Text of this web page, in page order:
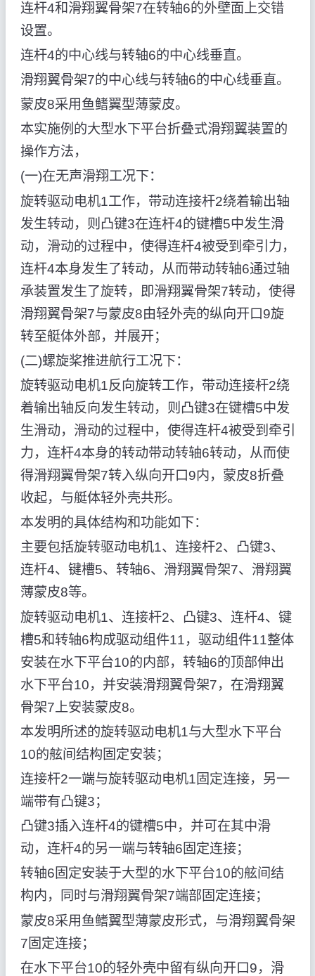
连杆4和滑翔翼骨架7在转轴6的外壁面上交错
设置。
连杆4的中心线与转轴6的中心线垂直。
滑翔翼骨架7的中心线与转轴6的中心线垂直。
蒙皮8采用鱼鳍翼型薄蒙皮。
本实施例的大型水下平台折叠式滑翔翼装置的
操作方法，
(一)在无声滑翔工况下：
旋转驱动电机1工作，带动连接杆2绕着输出轴
发生转动，则凸键3在连杆4的键槽5中发生滑
动，滑动的过程中，使得连杆4被受到牵引力，
连杆4本身发生了转动，从而带动转轴6通过轴
承装置发生了旋转，即滑翔翼骨架7转动，使得
滑翔翼骨架7与蒙皮8由轻外壳的纵向开口9旋
转至艇体外部，并展开；
(二)螺旋桨推进航行工况下：
旋转驱动电机1反向旋转工作，带动连接杆2绕
着输出轴反向发生转动，则凸键3在键槽5中发
生滑动，滑动的过程中，使得连杆4被受到牵引
力，连杆4本身的转动带动转轴6转动，从而使
得滑翔翼骨架7转入纵向开口9内，蒙皮8折叠
收起，与艇体轻外壳共形。
本发明的具体结构和功能如下：
主要包括旋转驱动电机1、连接杆2、凸键3、
连杆4、键槽5、转轴6、滑翔翼骨架7、滑翔翼
薄蒙皮8等。
旋转驱动电机1、连接杆2、凸键3、连杆4、键
槽5和转轴6构成驱动组件11，驱动组件11整体
安装在水下平台10的内部，转轴6的顶部伸出
水下平台10，并安装滑翔翼骨架7，在滑翔翼
骨架7上安装蒙皮8。
本发明所述的旋转驱动电机1与大型水下平台
10的舷间结构固定安装；
连接杆2一端与旋转驱动电机1固定连接，另一
端带有凸键3；
凸键3插入连杆4的键槽5中，并可在其中滑
动，连杆4的另一端与转轴6固定连接；
转轴6固定安装于大型的水下平台10的舷间结
构内，同时与滑翔翼骨架7端部固定连接；
蒙皮8采用鱼鳍翼型薄蒙皮形式，与滑翔翼骨架
7固定连接；
在水下平台10的轻外壳中留有纵向开口9，滑